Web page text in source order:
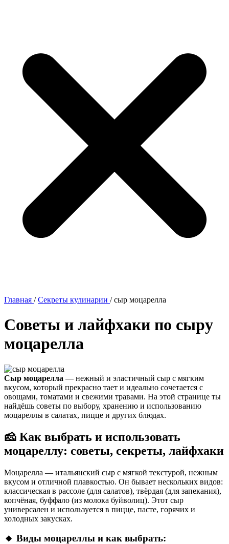
Главная /Секреты кулинарии /сыр моцарелла
Советы и лайфхаки по сыру
моцарелла
Сыр моцарелла — нежный и эластичный сыр с мягким
вкусом, который прекрасно тает и идеально сочетается с
овощами, томатами и свежими травами. На этой странице ты
найдёшь советы по выбору, хранению и использованию
моцареллы в салатах, пицце и других блюдах.
🧀 Как выбрать и использовать
моцареллу: советы, секреты, лайфхаки
Моцарелла — итальянский сыр с мягкой текстурой, нежным
вкусом и отличной плавкостью. Он бывает нескольких видов:
классическая в рассоле (для салатов), твёрдая (для запекания),
копчёная, буффало (из молока буйволиц). Этот сыр
универсален и используется в пицце, пасте, горячих и
холодных закусках.
🔸 Виды моцареллы и как выбрать: